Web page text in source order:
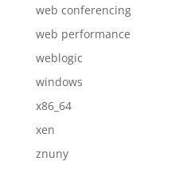
web conferencing
web performance
weblogic
windows
x86_64
xen
znuny